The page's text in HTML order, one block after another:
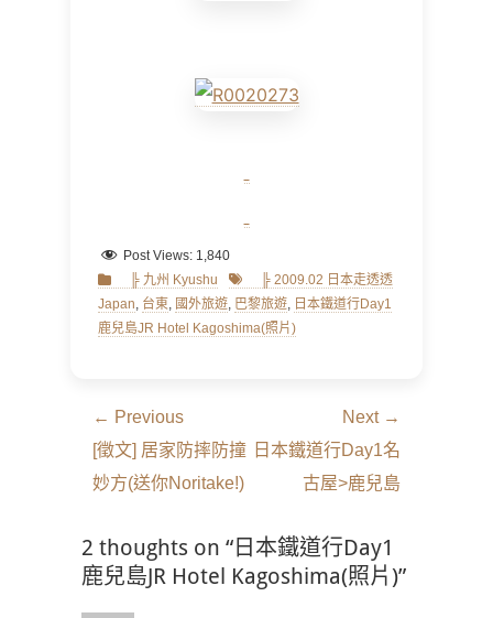
Post Views: 1,840
Categories
╠ 九州 Kyushu Tags ╠ 2009.02 日本走透透
Japan, 台東, 國外旅遊, 巴黎旅遊, 日本鐵道行Day1
鹿兒島JR Hotel Kagoshima(照片)
文
章
導
覽
← Previous
Previous
post:
[徵文] 居家防摔防撞
妙方(送你Noritake!)
Next →
Next
日本鐵道行Day1名
古屋>鹿兒島
2 thoughts on “日本鐵道行Day1
鹿兒島JR Hotel Kagoshima(照片)”